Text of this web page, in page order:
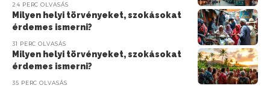
24 PERC OLVASÁS
Milyen helyi törvényeket, szokásokat
érdemes ismerni?
31 PERC OLVASÁS
Milyen helyi törvényeket, szokásokat
érdemes ismerni?
35 PERC OLVASÁS